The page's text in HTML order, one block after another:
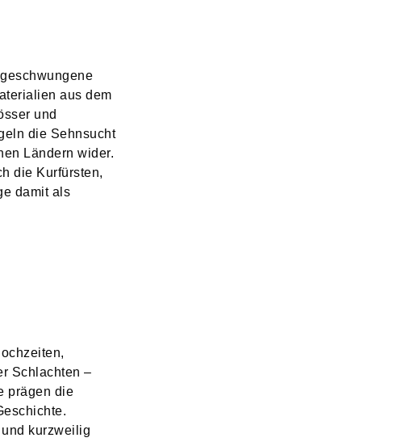
aus dem
und
die Sehnsucht
Ländern wider.
die Kurfürsten,
damit als
Schlachten –
prägen die
kurzweilig